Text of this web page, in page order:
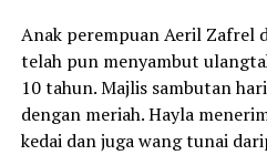
Anak perempuan Aeril Zafrel
telah pun menyambut
10 tahun. Majlis sambutan
dengan meriah. Hayla
kedai dan juga wang tunai